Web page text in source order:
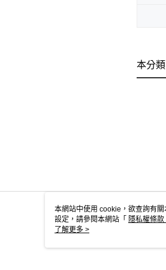
本分
本網站中使用 cookie，欲查詢有
設定，請參閱本網站「 隱私權條款
使用 cookie。
了解更多 >